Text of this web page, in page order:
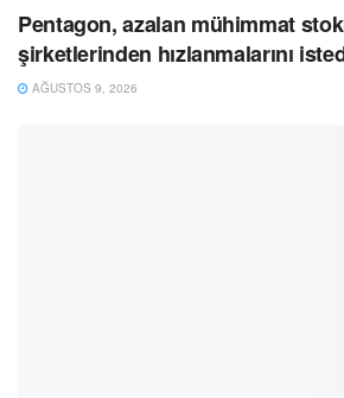
Pentagon, azalan mühimmat
şirketlerinden hızlanmalarını
AĞUSTOS 9, 2026